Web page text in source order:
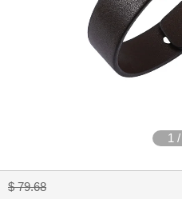
1 /
$ 79.68